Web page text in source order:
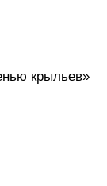
крыльев»